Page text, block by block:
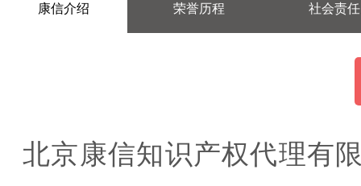
康信介绍 荣誉历程 社会责任
北京康信知识产权代理有